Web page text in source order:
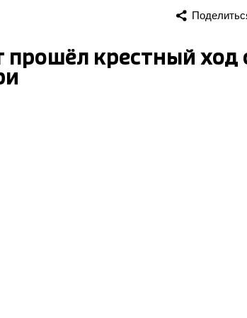
прошёл крестный ход